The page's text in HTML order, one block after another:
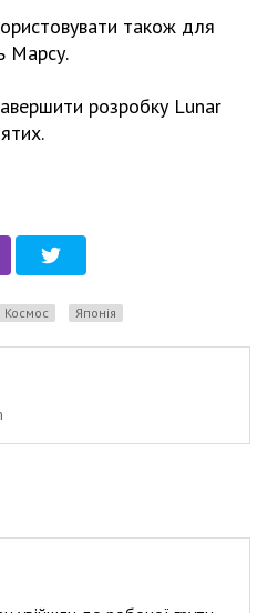
також для
Марсу.
розробку Lunar
космос Японія